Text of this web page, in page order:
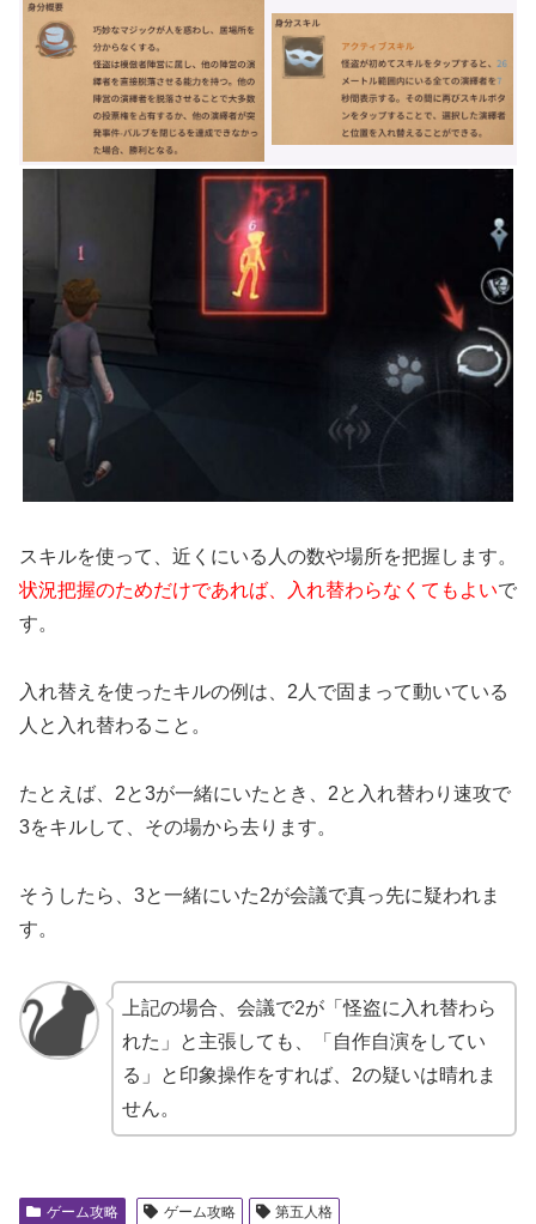
スキルを使って、近くにいる人の数や場所を把握します。
状況把握のためだけであれば、入れ替わらなくてもよいで
す。
入れ替えを使ったキルの例は、2人で固まって動いている
人と入れ替わること。
たとえば、2と3が一緒にいたとき、2と入れ替わり速攻で
3をキルして、その場から去ります。
そうしたら、3と一緒にいた2が会議で真っ先に疑われま
す。
上記の場合、会議で2が「怪盗に入れ替わら
れた」と主張しても、「自作自演をしてい
る」と印象操作をすれば、2の疑いは晴れま
せん。
ゲーム攻略 ゲーム攻略 第五人格